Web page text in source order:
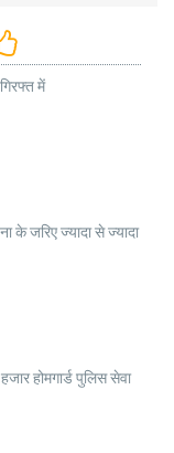
में
के जरिए ज्यादा से ज्यादा
होमगार्ड पुलिस सेवा